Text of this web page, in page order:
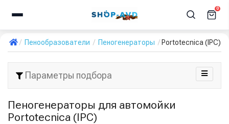
0
Пенообразователи Пеногенераторы Portotecnica (IPC)
Параметры подбора
Пеногенераторы для автомойки
Portotecnica (IPC)